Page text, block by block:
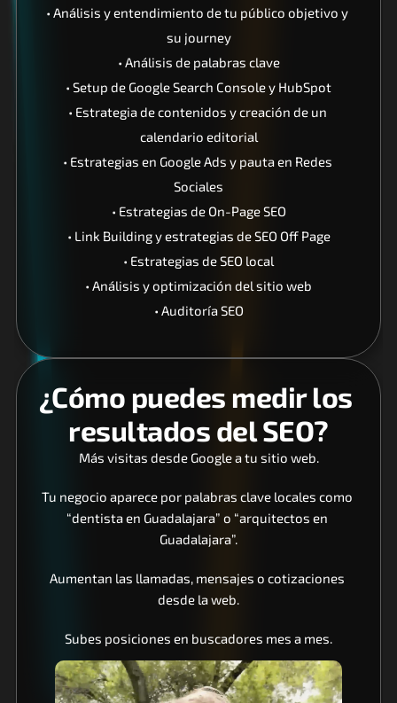
• Análisis y entendimiento de tu público objetivo y
su journey
• Análisis de palabras clave
• Setup de Google Search Console y HubSpot
• Estrategia de contenidos y creación de un
calendario editorial
• Estrategias en Google Ads y pauta en Redes
Sociales
• Estrategias de On-Page SEO
• Link Building y estrategias de SEO Off Page
• Estrategias de SEO local
• Análisis y optimización del sitio web
• Auditoría SEO
¿Cómo puedes medir los
resultados del SEO?
Más visitas desde Google a tu sitio web.
Tu negocio aparece por palabras clave locales como
“dentista en Guadalajara” o “arquitectos en
Guadalajara”.
Aumentan las llamadas, mensajes o cotizaciones
desde la web.
Subes posiciones en buscadores mes a mes.
Otros sitios hablan de tu negocio (enlaces y
menciones).